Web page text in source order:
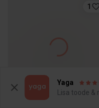
1
Yaga
Lisa toode